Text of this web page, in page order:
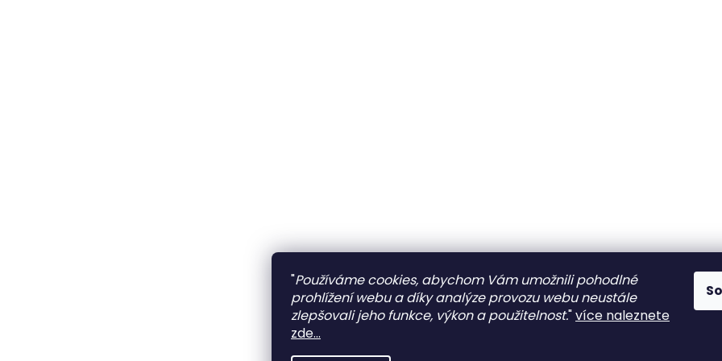
"Používáme cookies, abychom Vám umožnili pohodlné
prohlížení webu a díky analýze provozu webu neustále
zlepšovali jeho funkce, výkon a použitelnost."více naleznete
zde...